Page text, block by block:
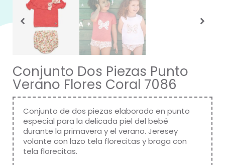
Conjunto Dos Piezas Punto
Verano Flores Coral 7086
Conjunto de dos piezas elaborado en punto
especial para la delicada piel del bebé
durante la primavera y el verano. Jeresey
volante con lazo tela florecitas y braga con
tela florecitas.